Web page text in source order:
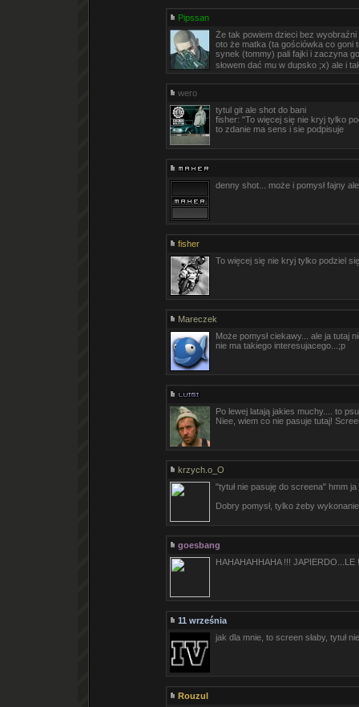
Pipssan
Że tak powiem dzieci bez wyobraźni
oto że matka (ta gościówka co goni
synek (tommy) pali fajki i zaczyna
słowem dać mu w dupsko ;x) ale i
wero
tytul git ale shot do bani
fisher: "To więcej się nie kryj tylko
to zdanie ma sens i sie podpisuje
denny shot... może i pomysł fajny
fisher
To więcej się nie kryj tylko podziel
Mareczek
Może pomysł ciekawy... ale ja tutaj
nie ma takiego interesujacego...;p
Po lewej latają jakies muchy.... to
Niee, wiem co nie pasuje tutaj!
krzych.o_O
"tytuł nie pasuję do screena" hmm
Dobry pomysł, tylko żeby
goesbang
HAHAHAHHAHA !!!
11 września
jak dla mnie, to screen słaby, tytuł
Rouzul